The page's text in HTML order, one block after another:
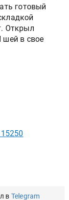
готовый
Открыл
шей в свое
в Telegram